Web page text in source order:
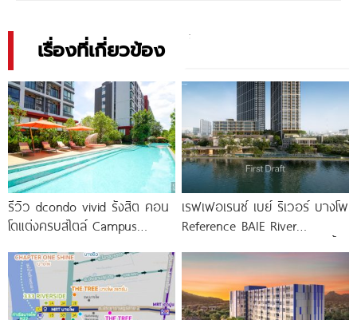
เรื่องที่เกี่ยวข้อง
รีวิว dcondo vivid รังสิต คอน
โดแต่งครบสไตล์ Campus
พร้อมรับ-ส่ง
เรฟเฟอเรนซ์ เบย์ ริเวอร์ บางโพ
Reference BAIE River
จาก